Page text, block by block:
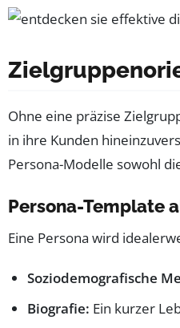
Ohne eine präzise
in ihre Kunden
Persona-Modelle sowohl
Persona-Template
Eine Persona wird
Soziodemografische
Biografie: Ein kurzer